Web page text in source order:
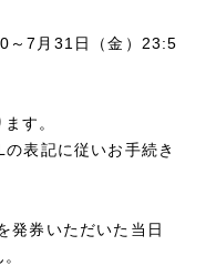
～7月31日（金）23:5
す。
表記に従いお手続き
発券いただいた当日